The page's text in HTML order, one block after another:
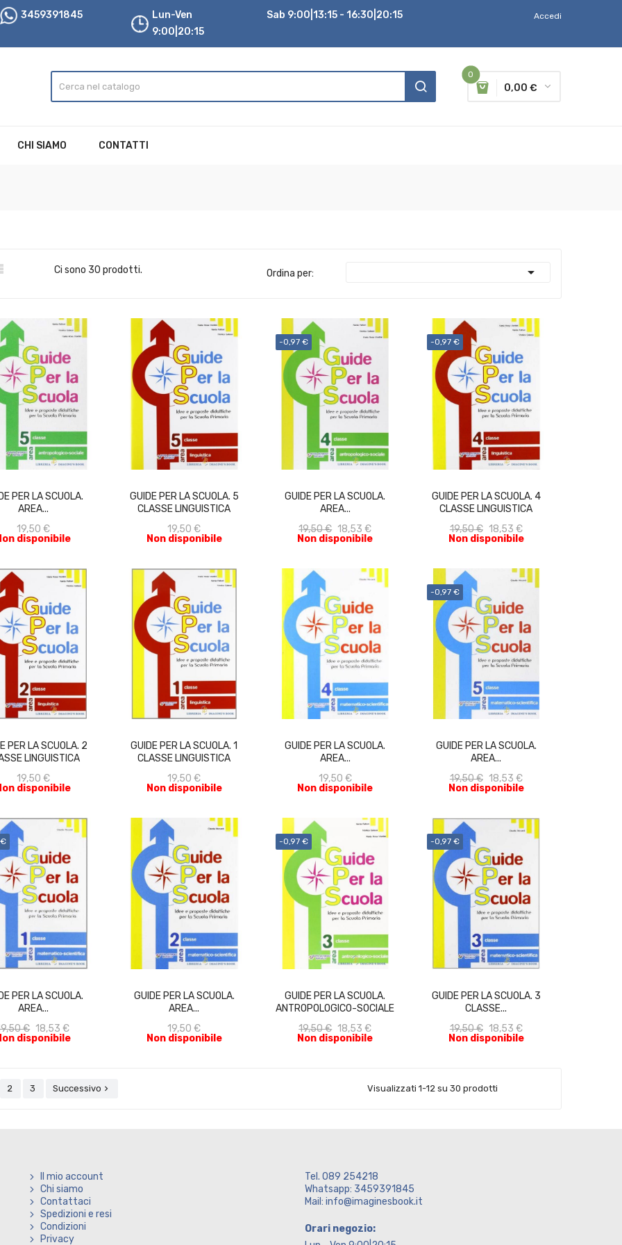
3459391845
Lun-Ven
9:00|20:15
Sab 9:00|13:15 - 16:30|20:15 Accedi
0
0,00 €
CHI SIAMO CONTATTI
Ci sono 30 prodotti. Ordina per: 
PER LA SCUOLA.
AREA...
19,50 €
disponibile
ACQUISTA
GUIDE PER LA SCUOLA. 5
CLASSE LINGUISTICA
19,50 €
Non disponibile
ACQUISTA
-0,97 €
GUIDE PER LA SCUOLA.
AREA...
19,50 € 18,53 €
Non disponibile
ACQUISTA
-0,97 €
GUIDE PER LA SCUOLA. 4
CLASSE LINGUISTICA
19,50 € 18,53 €
Non disponibile
ACQUISTA
PER LA SCUOLA. 2
LINGUISTICA
19,50 €
disponibile
ACQUISTA
GUIDE PER LA SCUOLA. 1
CLASSE LINGUISTICA
19,50 €
Non disponibile
ACQUISTA
GUIDE PER LA SCUOLA.
AREA...
19,50 €
Non disponibile
ACQUISTA
-0,97 €
GUIDE PER LA SCUOLA.
AREA...
19,50 € 18,53 €
Non disponibile
ACQUISTA
PER LA SCUOLA.
AREA...
€ 18,53 €
disponibile
ACQUISTA
GUIDE PER LA SCUOLA.
AREA...
19,50 €
Non disponibile
ACQUISTA
-0,97 €
GUIDE PER LA SCUOLA.
ANTROPOLOGICO-SOCIALE
19,50 € 18,53 €
Non disponibile
ACQUISTA
-0,97 €
GUIDE PER LA SCUOLA. 3
CLASSE...
19,50 € 18,53 €
Non disponibile
ACQUISTA
2 3 Successivo  Visualizzati 1-12 su 30 prodotti
Il mio account
Chi siamo
Contattaci
Spedizioni e resi
Condizioni
Privacy
Tel. 089 254218
Whatsapp: 3459391845
Mail: info@imaginesbook.it
Orari negozio: